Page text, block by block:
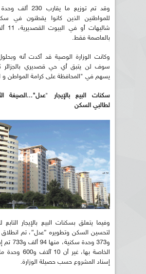
وقد تم توزيع ما
للمواطنين الذين كانوا يقطنون في
بالعاصمة فقط.
سوف لن يتبق أي حي قصديري بالجزائر
يسهم في "المحافظة على كرامة المواطن و
سكنات البيع بالإيجار "عدل"...الصيغة
لطالبي السكن
وفيما يتعلق بسكنات البيع بالإيجار التابع
و373 وحدة
الخاصة بها، غير
إسناد المشروع حسب حصيلة الوزارة.